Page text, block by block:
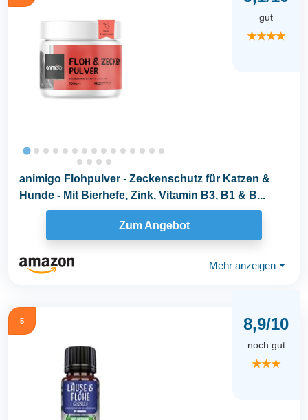
gut
★★★★
animigo Flohpulver - Zeckenschutz für Katzen &
Hunde - Mit Bierhefe, Zink, Vitamin B3, B1 & B...
Zum Angebot
Mehr anzeigen ⏷
5 8,9/10
noch gut
★★★